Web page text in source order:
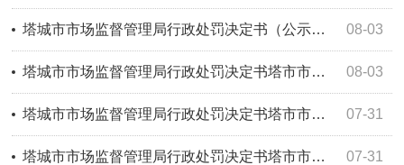
08-03
塔城市市场监督管理局行政处罚决定书（公示）塔市市监处罚〔2026〕115号
08-03
塔城市市场监督管理局行政处罚决定书塔市市监处罚〔2026〕119号
07-31
塔城市市场监督管理局行政处罚决定书塔市市监处罚〔2026〕111号
07-31
塔城市市场监督管理局行政处罚决定书塔市市监处罚〔2026〕112号